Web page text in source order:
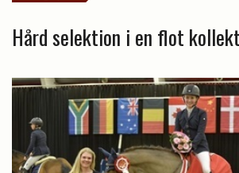
Hård selektion i en flot